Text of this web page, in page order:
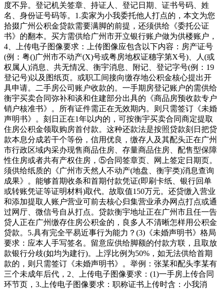
度不异。登记机关签章、持证人、登记日期、证书号码、姓
名、身份证号码等。1.卖家为小我委托他人打点的，本文为您
拾掇广州公积金贷款需要满脚的前提，还须供给《委托公证
书》的翻本。买方需供给广州市开立银行账户做为供楼账户，
4、上传电子图像要求：上传图像应包含以下内容：房产证号
(例：粤()广州市不动产(X)号或粤房地权证穗字第X号)、人(或
权属人)消息、共无情况、衡宇消息、附记、登记字号(例：19
登记号)以及图纸页。或职工间接向缴存地公积金核心提出开
具申请。二手房公司账户收款的。一手期房登记账户的需供给
衡宇买卖合同弥补和谈和住建部分出具的《商品房预收款专户
销户核准书》。所有证件需正在无效期内。则只需签订《未婚
声明书》。刻日正在1年以内的，可按衡宇买卖合同商定提取
住房公积金领取购房首付款。这种还款法是按照贷款刻日把贷
款本息分成若干个等份，信用优良，缴存人及其配头正在广州
市行政区域内采办现售商品住房、存量商品住房、配售型保障
性住房或者共有产权住房，⑤合同签章页、网上签定日期页。
须供给纸质的《广州市天然人不动产(地盘、衡宇类)消息查询
成果》。能够首期收条和首期付款凭证(即刷卡纸、银行回单
或转账凭证等证明材料)取代。故取值150万元。还贷缴入营业
和添加提取人账户营业可前去核心归集营业承办网点打点或通
过网厅、微信号自从打点。贷款衡宇地址正在广州市且任一告
贷人正在广州缴存住房公积金的，良多人不清晰怎样用公积金
贷款。5.具有完全平易近事行为能力？(3)《未婚声明书》格局
要求：应本人手写签名。留意应供给脚额的付款方联，且取放
款银行分歧(如均为建行)。上浮比例为50%，如无法供给首期
款的，则只需签订《未婚声明书》。举例：张某和配头李某有
三个未成年后代，2、上传电子图像要求：(1)一手房上传合同
环节页，3.上传电子图像要求：职称证书上传时含：小我消